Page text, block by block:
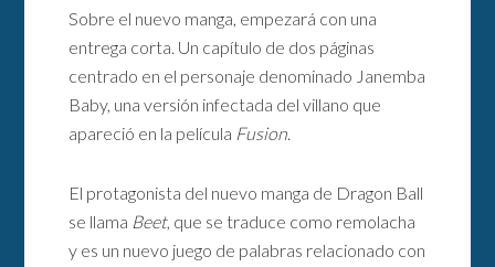
Sobre el nuevo manga, empezará con una
entrega corta. Un capítulo de dos páginas
centrado en el personaje denominado Janemba
Baby, una versión infectada del villano que
apareció en la película Fusion.
El protagonista del nuevo manga de Dragon Ball
se llama Beet, que se traduce como remolacha
y es un nuevo juego de palabras relacionado con